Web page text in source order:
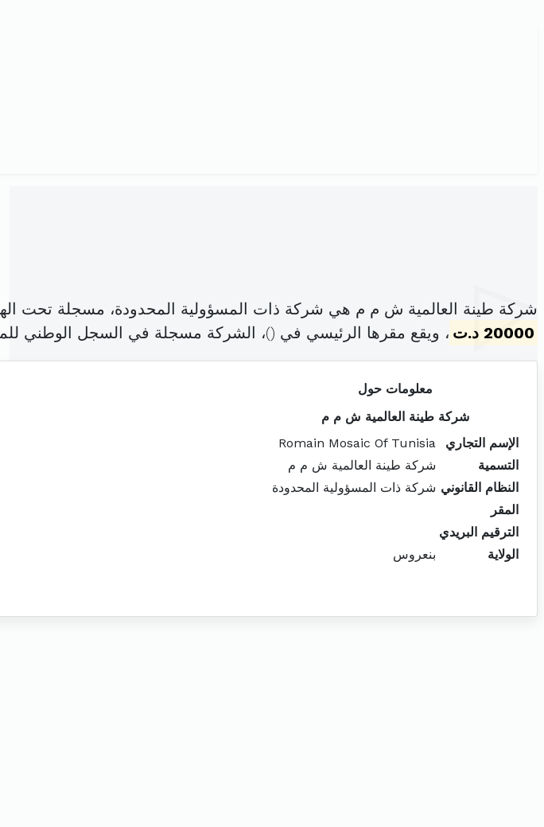
شركة طينة العالمية ش م م هي شركة ذات المسؤولية المحدودة، مسجلة تحت
20000 د.ت
، ويقع مقرها الرئيسي في ()، الشركة مسجلة في السجل الوطني
معلومات حول
شركة طينة العالمية ش م م
الإسم التجاري
Romain Mosaic Of Tunisia
التسمية
شركة طينة العالمية ش م م
النظام القانوني شركة ذات المسؤولية المحدودة
المقر
الترقيم البريدي
الولاية
بنعروس